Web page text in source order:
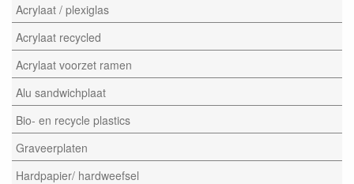
Acrylaat / plexiglas
Acrylaat recycled
Acrylaat voorzet ramen
Alu sandwichplaat
Bio- en recycle plastics
Graveerplaten
Hardpapier/ hardweefsel